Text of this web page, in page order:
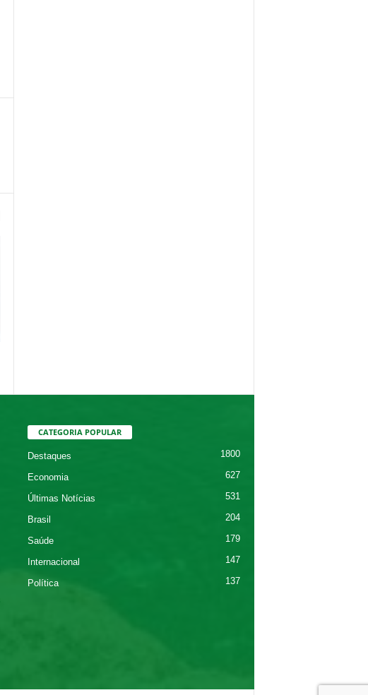
CATEGORIA POPULAR
Destaques 1800
Economia 627
Últimas Notícias 531
Brasil 204
Saúde 179
Internacional 147
Política 137